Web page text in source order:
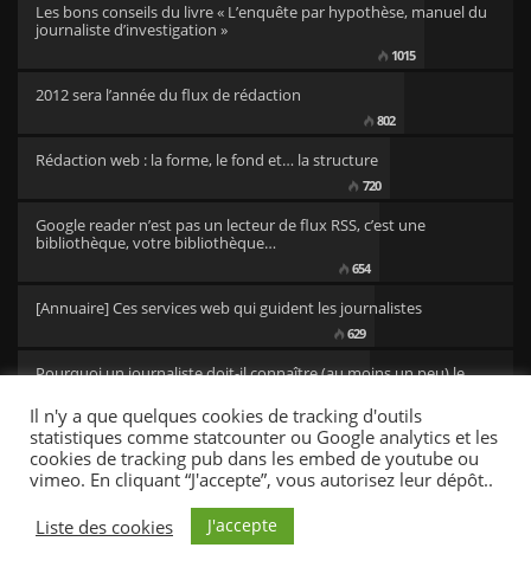
Les bons conseils du livre « L’enquête par hypothèse, manuel du
journaliste d’investigation »
1015
2012 sera l’année du flux de rédaction
802
Rédaction web : la forme, le fond et… la structure
720
Google reader n’est pas un lecteur de flux RSS, c’est une
bibliothèque, votre bibliothèque…
654
[Annuaire] Ces services web qui guident les journalistes
629
Pourquoi un journaliste doit-il connaître (au moins un peu) le
501
Fonts by Google Fonts. Icons by Fontello. Full Credits
Il n'y a que quelques cookies de tracking d'outils
statistiques comme statcounter ou Google analytics et les
cookies de tracking pub dans les embed de youtube ou
vimeo. En cliquant “J'accepte”, vous autorisez leur dépôt..
Liste des cookies
J'accepte